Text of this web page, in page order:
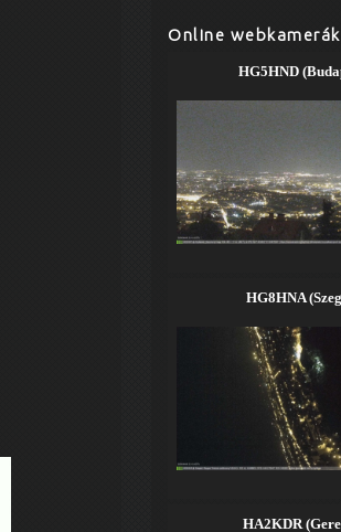
Online webkamerák